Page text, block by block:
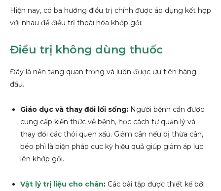
Hiện nay, có ba hướng điều trị chính được áp dụng kết hợp
với nhau để điều trị thoái hóa khớp gối:
Điều trị không dùng thuốc
Đây là nền tảng quan trọng và luôn được ưu tiên hàng
đầu.
Giáo dục và thay đổi lối sống: Người bệnh cần được
cung cấp kiến thức về bệnh, học cách tự quản lý và
thay đổi các thói quen xấu. Giảm cân nếu bị thừa cân,
béo phì là biện pháp cực kỳ hiệu quả giúp giảm áp lực
lên khớp gối.
Vật lý trị liệu cho chân: Các bài tập được thiết kế bởi